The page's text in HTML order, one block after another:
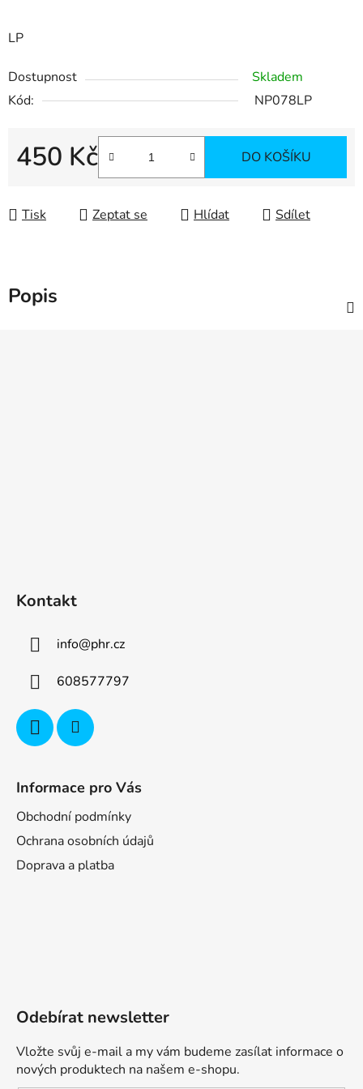
LP
Dostupnost
Skladem
Kód:
NP078LP
450 Kč DO KOŠÍKU
Tisk Zeptat se Hlídat Sdílet
Popis
Kontakt
info@phr.cz
608577797
Informace pro Vás
Obchodní podmínky
Ochrana osobních údajů
Doprava a platba
Odebírat newsletter
Vložte svůj e-mail a my vám budeme zasílat informace o
nových produktech na našem e-shopu.